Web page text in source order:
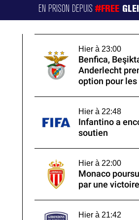
EN PRISON DEPUIS#FREE
Hier à 23:00
Benfica,
Anderlecht
option pour les
Hier à 22:48
Infantino a
soutien
Hier à 22:00
Monaco
par une victoire
Hier à 21:42